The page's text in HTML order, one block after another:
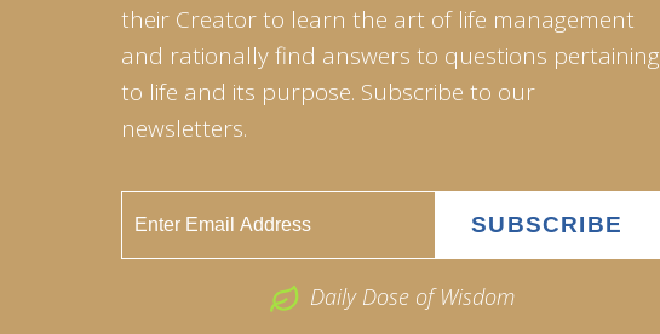
their Creator to learn the art of life management
and rationally find answers to questions pertaining
to life and its purpose. Subscribe to our
newsletters.
Daily Dose of Wisdom